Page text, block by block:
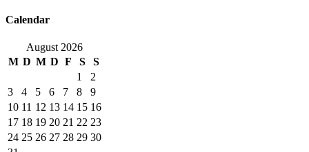
Calendar
August 2026
M D M D F S
S
1
2
3
4 5 6 7 8
9
10 11 12 13 14 15 16
17 18 19 20 21 22 23
24 25 26 27 28 29 30